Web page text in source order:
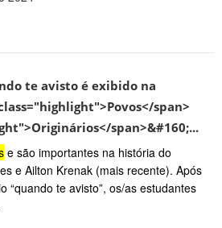
te avisto é exibido na
span>
span>&#160;...
e são importantes na história do
e Ailton Krenak (mais recente). Após
“quando te avisto”, os/as estudantes